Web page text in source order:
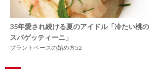
35年愛され続ける夏のアイドル「冷たい桃の
スパゲッティーニ」
プラントベースの始め方52